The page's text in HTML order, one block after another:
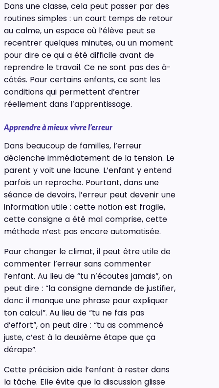
Dans une classe, cela peut passer par des
routines simples : un court temps de retour
au calme, un espace où l’élève peut se
recentrer quelques minutes, ou un moment
pour dire ce qui a été difficile avant de
reprendre le travail. Ce ne sont pas des à-
côtés. Pour certains enfants, ce sont les
conditions qui permettent d’entrer
réellement dans l’apprentissage.
Apprendre à mieux vivre l’erreur
Dans beaucoup de familles, l’erreur
déclenche immédiatement de la tension. Le
parent y voit une lacune. L’enfant y entend
parfois un reproche. Pourtant, dans une
séance de devoirs, l’erreur peut devenir une
information utile : cette notion est fragile,
cette consigne a été mal comprise, cette
méthode n’est pas encore automatisée.
Pour changer le climat, il peut être utile de
commenter l’erreur sans commenter
l’enfant. Au lieu de “tu n’écoutes jamais”, on
peut dire : “la consigne demande de justifier,
donc il manque une phrase pour expliquer
ton calcul”. Au lieu de “tu ne fais pas
d’effort”, on peut dire : “tu as commencé
juste, c’est à la deuxième étape que ça
dérape”.
Cette précision aide l’enfant à rester dans
la tâche. Elle évite que la discussion glisse